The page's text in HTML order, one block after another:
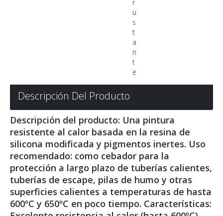
r
u
s
t
a
n
t
e
Descripción Del Producto
Descripción del producto: Una pintura
resistente al calor basada en la resina de
silicona modificada y pigmentos inertes. Uso
recomendado: como cebador para la
protección a largo plazo de tuberías calientes,
tuberías de escape, pilas de humo y otras
superficies calientes a temperaturas de hasta
600ºC y 650ºC en poco tiempo. Características: